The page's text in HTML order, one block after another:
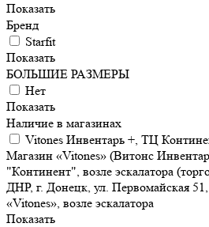
Показать
Бренд
Starfit
Показать
БОЛЬШИЕ РАЗМЕРЫ
Нет
Показать
Наличие в магазинах
Vitones Инвентарь +, ТЦ
Магазин «Vitones» (Витонс
"Континент", возле эскалатора
ДНР, г. Донецк, ул. Первомайская
«Vitones», возле эскалатора
Показать